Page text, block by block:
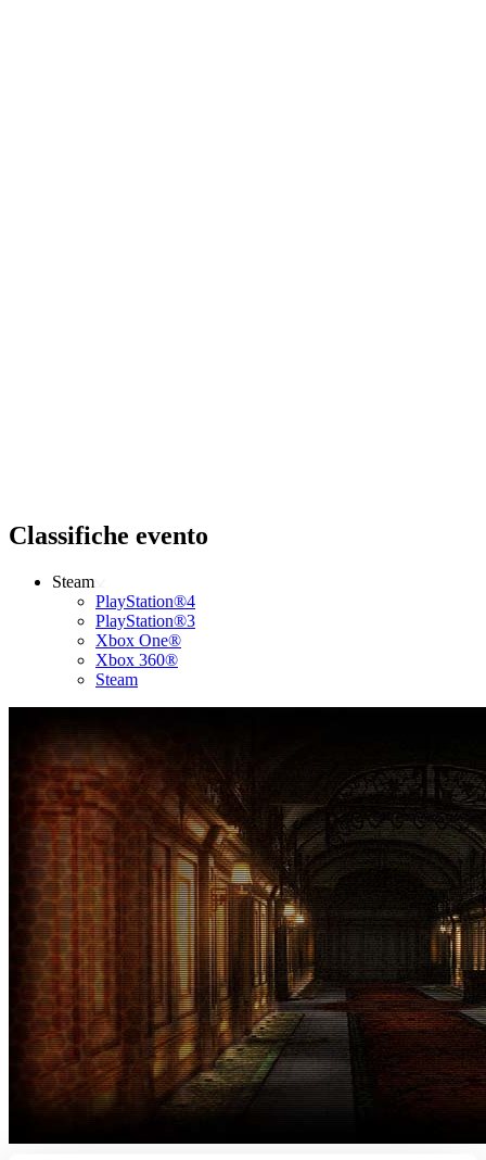
Classifiche evento
Steam
PlayStation®4
PlayStation®3
Xbox One®
Xbox 360®
Steam